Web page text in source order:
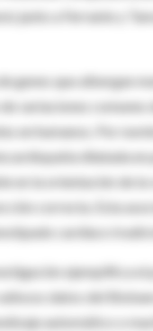
junto a Ferrante y
genes que albergan
variaciones
en humanos. Por
dilatada
en la orientación de la
correcta. Esta
cardíaco
ejemplifica
datos del
automático o